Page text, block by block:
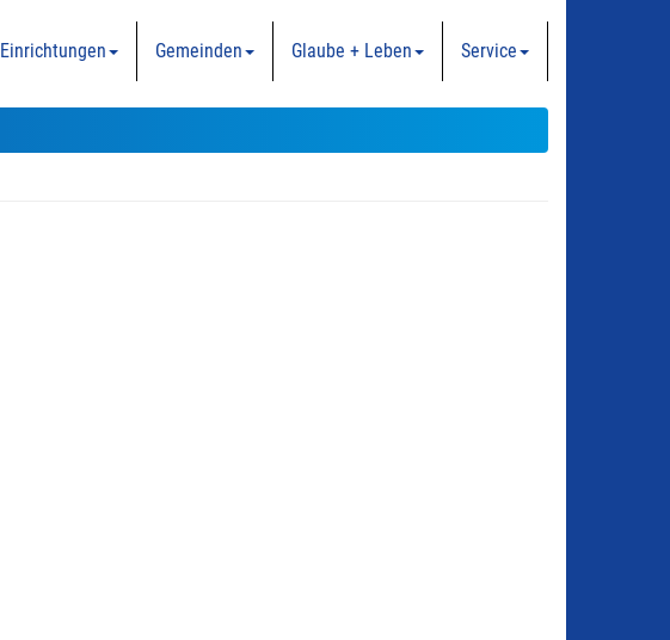
Einrichtungen Gemeinden Glaube + Leben Service